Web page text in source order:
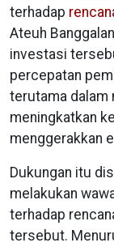
terhadap
Ateuh
investasi
percepatan
terutama dalam
meningkatkan
menggerakkan
Dukungan itu
melakukan
terhadap
tersebut.